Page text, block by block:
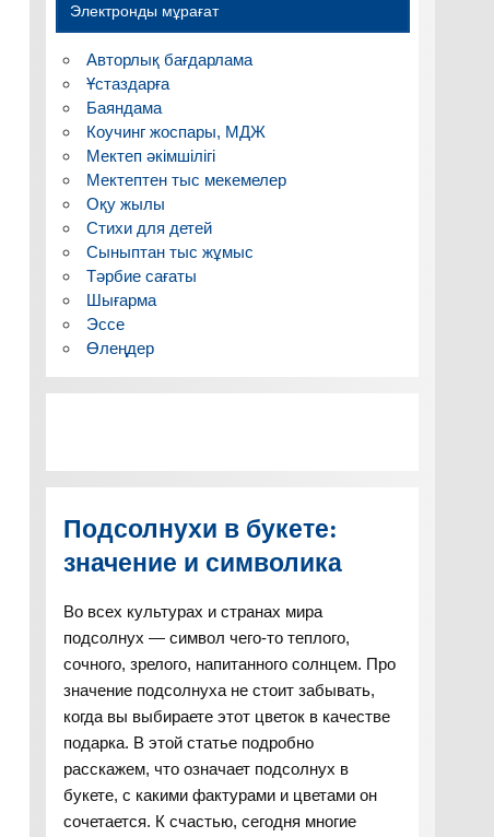
Электронды мұрағат
Авторлық бағдарлама
Ұстаздарға
Баяндама
Коучинг жоспары, МДЖ
Мектеп әкімшілігі
Мектептен тыс мекемелер
Оқу жылы
Стихи для детей
Сыныптан тыс жұмыс
Тәрбие сағаты
Шығарма
Эссе
Өлеңдер
Подсолнухи в букете:
значение и символика
Во всех культурах и странах мира
подсолнух — символ чего-то теплого,
сочного, зрелого, напитанного солнцем. Про
значение подсолнуха не стоит забывать,
когда вы выбираете этот цветок в качестве
подарка. В этой статье подробно
расскажем, что означает подсолнух в
букете, с какими фактурами и цветами он
сочетается. К счастью, сегодня многие